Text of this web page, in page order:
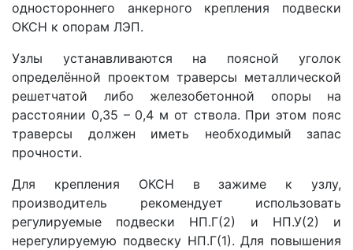
одностороннего анкерного крепления подвески
ОКСН к опорам ЛЭП.
Узлы устанавливаются на поясной уголок
определённой проектом траверсы металлической
решетчатой либо железобетонной опоры на
расстоянии 0,35 – 0,4 м от ствола. При этом пояс
траверсы должен иметь необходимый запас
прочности.
Для крепления ОКСН в зажиме к узлу,
производитель рекомендует использовать
регулируемые подвески НП.Г(2) и НП.У(2) и
нерегулируемую подвеску НП.Г(1). Для повышения